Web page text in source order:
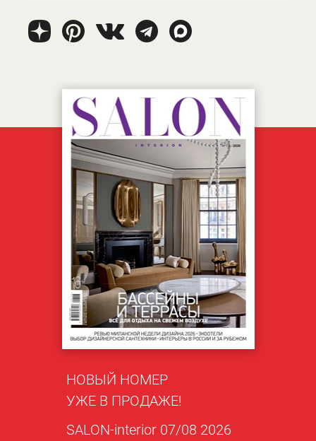
НОВЫЙ НОМЕР
УЖЕ В ПРОДАЖЕ!
SALON-interior 07/08 2026